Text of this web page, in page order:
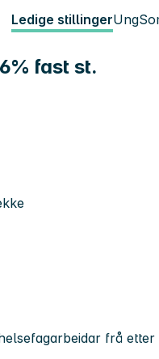
Ledige stillingerUng
fast st.
frå etter